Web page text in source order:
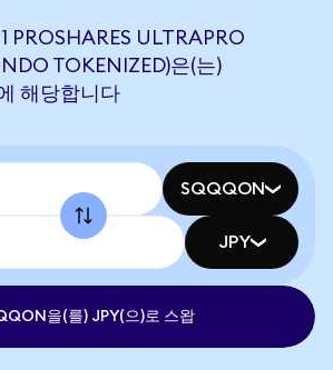
PROSHARES ULTRAPRO
TOKENIZED)은(는)
해당합니다
SQQQON
JPY
을(를) JPY(으)로 스왑